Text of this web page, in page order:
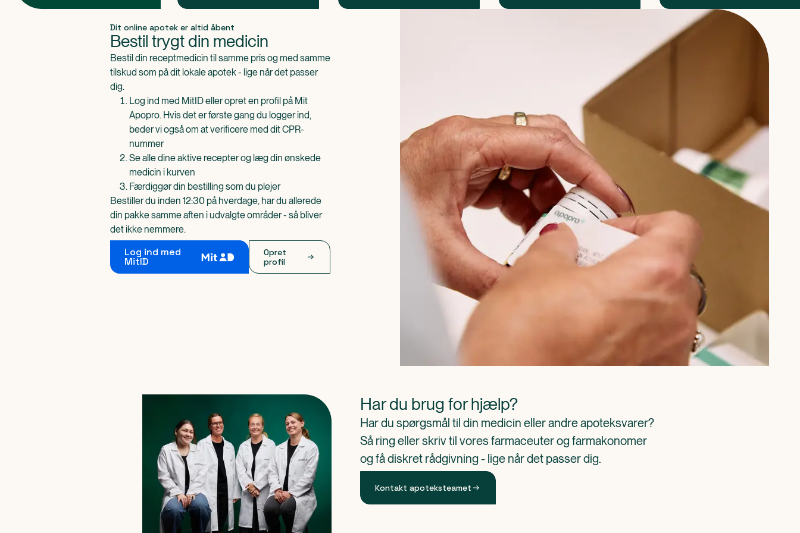
Dit online apotek er altid åbent
Bestil trygt din medicin
Bestil din receptmedicin til samme pris og med samme
tilskud som på dit lokale apotek - lige når det passer
dig.
Log ind med MitID eller opret en profil på Mit
Apopro. Hvis det er første gang du logger ind,
beder vi også om at verificere med dit CPR-
nummer
Se alle dine aktive recepter og læg din ønskede
medicin i kurven
Færdiggør din bestilling som du plejer
Bestiller du inden 12:30 på hverdage, har du allerede
din pakke samme aften i udvalgte områder - så bliver
det ikke nemmere.
Log ind med
MitID
Opret
profil
Har du brug for hjælp?
Har du spørgsmål til din medicin eller andre apoteksvarer?
Så ring eller skriv til vores farmaceuter og farmakonomer
og få diskret rådgivning - lige når det passer dig.
Kontakt apoteksteamet